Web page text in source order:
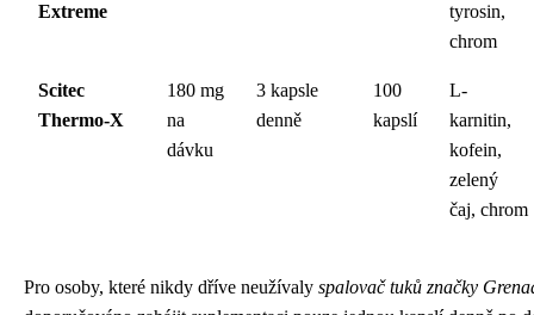
Extreme
tyrosin,
chrom
Scitec
Thermo-X
180 mg
na
dávku
3 kapsle
denně
100
kapslí
L-
karnitin,
kofein,
zelený
čaj, chrom
Pro osoby, které nikdy dříve neužívaly spalovač tuků značky